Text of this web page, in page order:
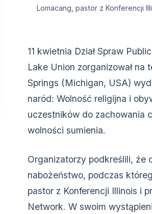
Lomacang, pastor z Konferencji
11 kwietnia Dział Spraw
Lake Union zorganizował
Springs (Michigan, USA)
naród: Wolność religijna i
uczestników do zachowania
wolności sumienia.
Organizatorzy podkreślili, że
nabożeństwo, podczas
pastor z Konferencji Illinois i
Network. W swoim